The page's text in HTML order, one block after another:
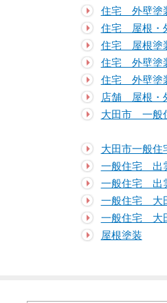
住宅 外壁塗
住宅 屋根・
住宅 屋根塗
住宅 外壁塗
住宅 外壁塗
店舗 屋根・
大田市 一般
大田市一般住
一般住宅 出
一般住宅 出
一般住宅 大
一般住宅 大
屋根塗装